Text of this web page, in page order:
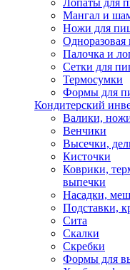
Лопаты для
Мангал и
Ножи для
Одноразовая
Палочка и
Сетки для
Термосумки
Формы для
Кондитерский
Валики,
Венчики
Высечки,
Кисточки
Коврики,
выпечки
Насадки,
Подставки,
Сита
Скалки
Скребки
Формы для